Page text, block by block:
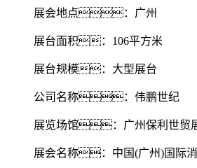
展会地点：广州
展台面积：106平方米
展台规模：大型展台
公司名称：伟鹏世纪
展览场馆：广州保利世贸
展会名称：中国(广州)国际